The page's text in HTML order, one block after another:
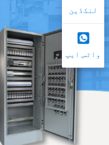
لنکڈین
واٹس ایپ